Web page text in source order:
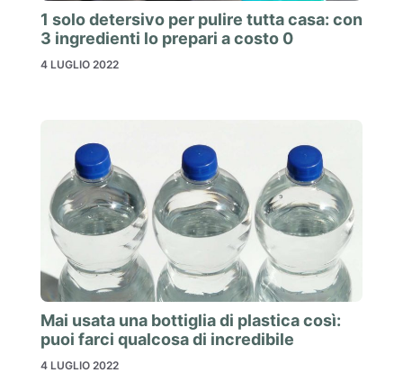
1 solo detersivo per pulire tutta casa: con
3 ingredienti lo prepari a costo 0
4 LUGLIO 2022
Mai usata una bottiglia di plastica così:
puoi farci qualcosa di incredibile
4 LUGLIO 2022